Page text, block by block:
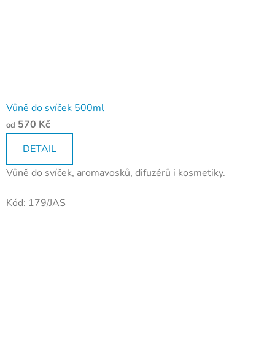
Vůně do svíček 500ml
od 570 Kč
DETAIL
Vůně do svíček, aromavosků, difuzérů i kosmetiky.
Kód: 179/JAS